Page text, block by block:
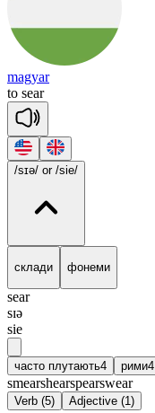
magyar
to sear
/sɪə/ or /sie/
склади фонеми
sear
sɪə
sie
часто плутають4 рими4
smearshearspearswear
Verb (5) Adjective (1)